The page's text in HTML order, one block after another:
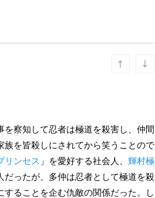
察知して忍者は極道を殺害し、仲間
を皆殺しにされてから笑うことので
リンセス 」を愛好する社会人、 輝村極
ったが、多仲は忍者として極道を殺
ることを企む仇敵の関係だった。し